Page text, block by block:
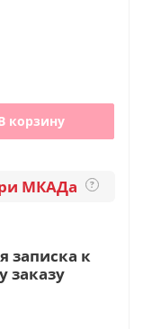
корзину
МКАДа ?
записка к
заказу